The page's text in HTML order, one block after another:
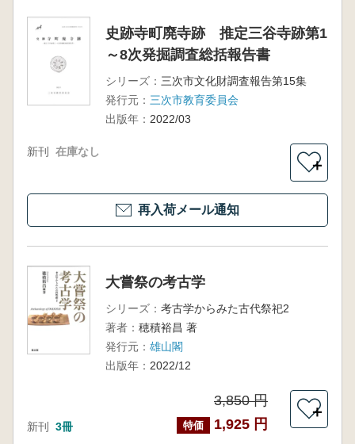
史跡寺町廃寺跡 推定三谷寺跡第1
～8次発掘調査総括報告書
シリーズ： 三次市文化財調査報告第15集
発行元： 三次市教育委員会
出版年： 2022/03
新刊 在庫なし
＋
再入荷メール通知
大嘗祭の考古学
シリーズ： 考古学からみた古代祭祀2
著者： 穂積裕昌 著
発行元： 雄山閣
出版年： 2022/12
新刊 3冊
3,850 円
特価 1,925 円
＋